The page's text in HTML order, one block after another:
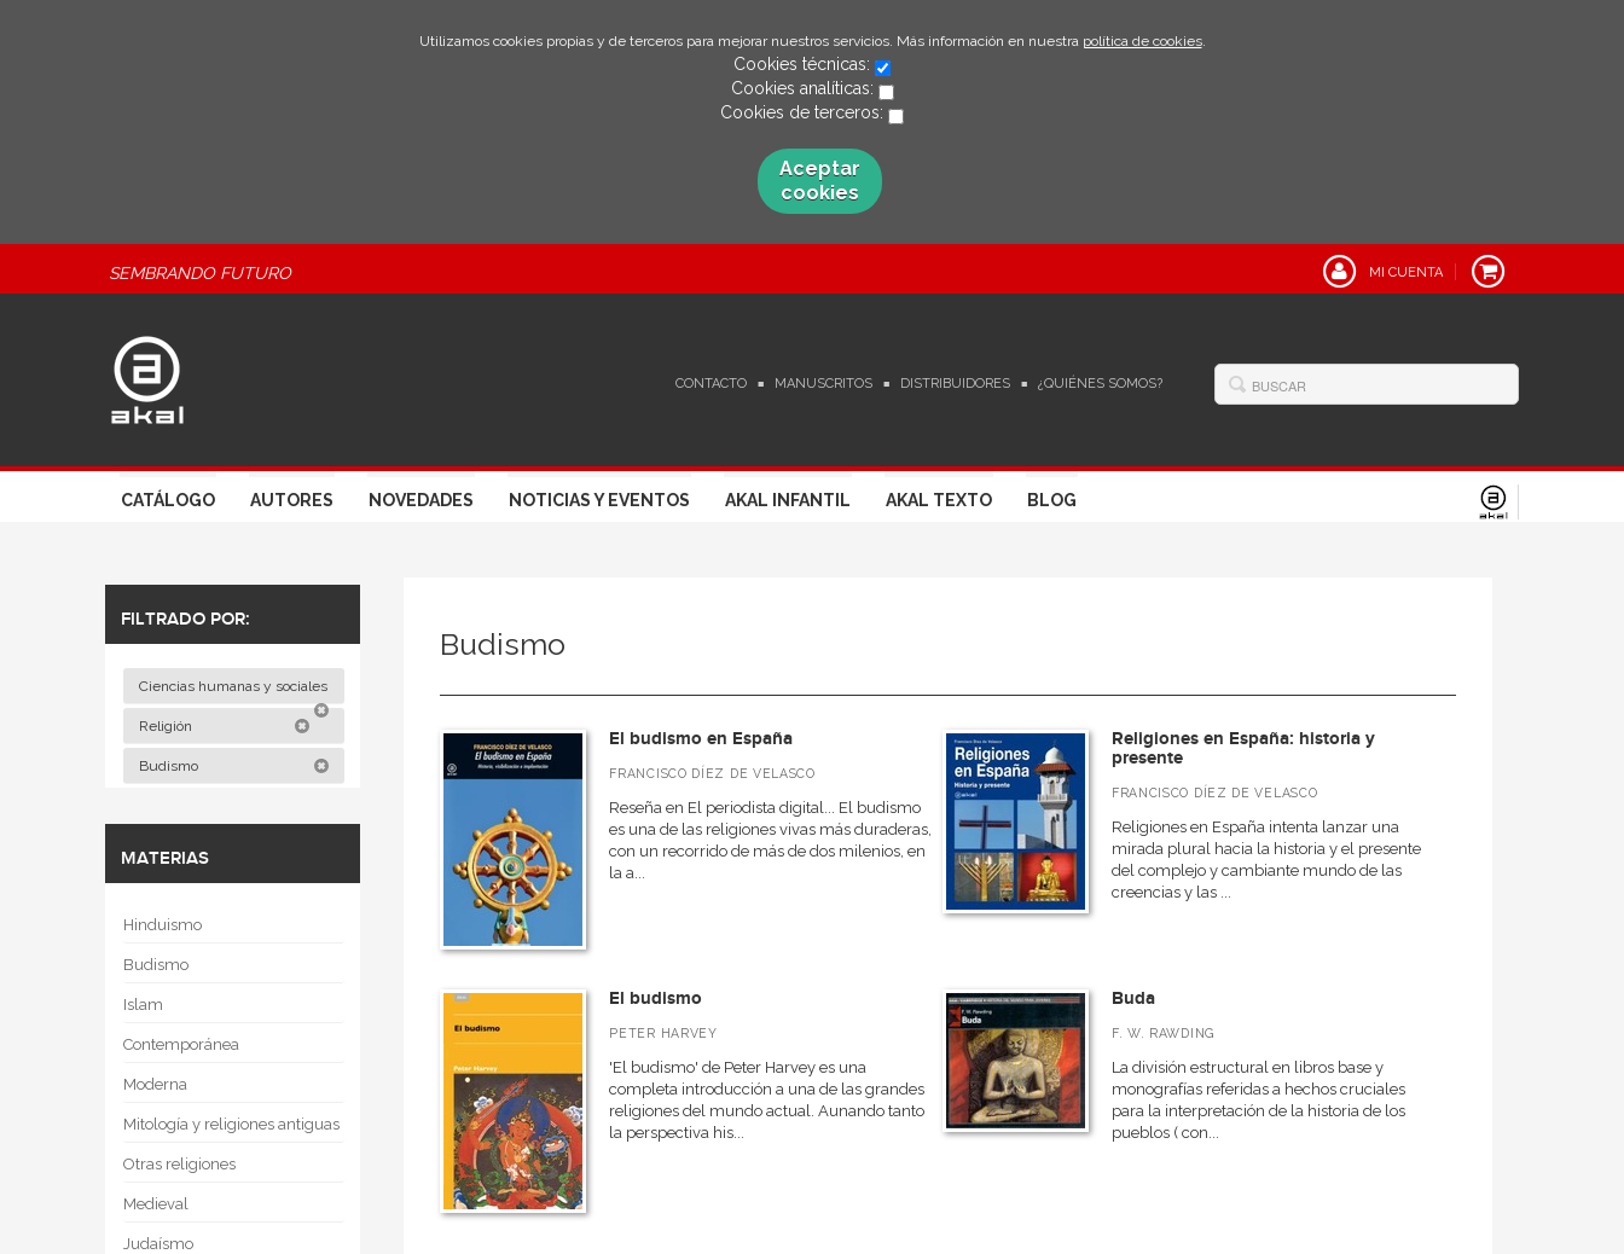
Utilizamos cookies propias y de terceros para mejorar nuestros servicios. Más información en nuestra política de cookies.
Cookies técnicas:
Cookies analíticas:
Cookies de terceros:
Aceptar
cookies
SEMBRANDO FUTURO MI CUENTA
CONTACTO MANUSCRITOS DISTRIBUIDORES ¿QUIÉNES SOMOS?
CATÁLOGO AUTORES NOVEDADES NOTICIAS Y EVENTOS AKAL INFANTIL AKAL TEXTO BLOG
FILTRADO POR:
Ciencias humanas y sociales
Religión
Budismo
MATERIAS
Hinduismo
Budismo
Islam
Contemporánea
Moderna
Mitología y religiones antiguas
Otras religiones
Medieval
Judaísmo
Budismo
El budismo en España
FRANCISCO DÍEZ DE VELASCO
Reseña en El periodista digital... El budismo
es una de las religiones vivas más duraderas,
con un recorrido de más de dos milenios, en
la a...
Religiones en España: historia y
presente
FRANCISCO DÍEZ DE VELASCO
Religiones en España intenta lanzar una
mirada plural hacia la historia y el presente
del complejo y cambiante mundo de las
creencias y las ...
El budismo
PETER HARVEY
'El budismo' de Peter Harvey es una
completa introducción a una de las grandes
religiones del mundo actual. Aunando tanto
la perspectiva his...
Buda
F. W. RAWDING
La división estructural en libros base y
monografías referidas a hechos cruciales
para la interpretación de la historia de los
pueblos ( con...